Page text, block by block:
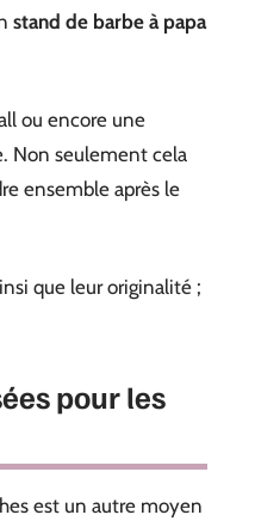
stand de barbe à papa
ou encore une
Non seulement cela
ensemble après le
que leur originalité ;
pour les
est un autre moyen